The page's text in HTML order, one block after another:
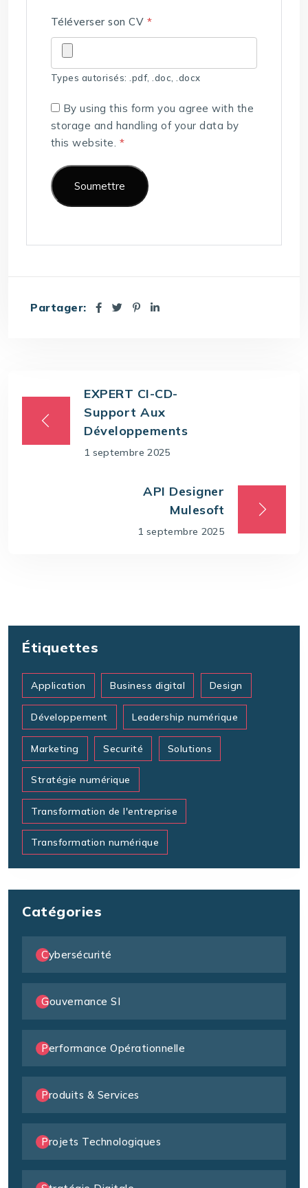
Téléverser son CV *
Types autorisés: .pdf, .doc, .docx
By using this form you agree with the
storage and handling of your data by
this website. *
Partager:
EXPERT CI-CD-
Support Aux
Développements
1 septembre 2025
API Designer
Mulesoft
1 septembre 2025
Étiquettes
Application Business digital Design
Développement Leadership numérique
Marketing Securité Solutions
Stratégie numérique
Transformation de l'entreprise
Transformation numérique
Catégories
Cybersécurité
Gouvernance SI
Performance Opérationnelle
Produits & Services
Projets Technologiques